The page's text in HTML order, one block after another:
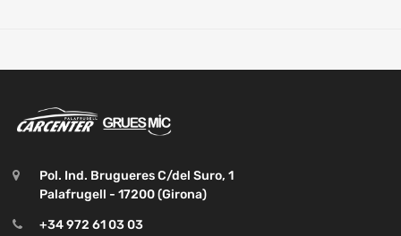
Pol. Ind. Brugueres C/del Suro, 1
Palafrugell - 17200 (Girona)
+34 972 61 03 03